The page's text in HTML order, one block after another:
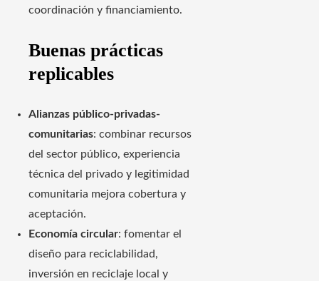
coordinación y financiamiento.
Buenas prácticas
replicables
Alianzas público-privadas-
comunitarias: combinar recursos
del sector público, experiencia
técnica del privado y legitimidad
comunitaria mejora cobertura y
aceptación.
Economía circular: fomentar el
diseño para reciclabilidad,
inversión en reciclaje local y